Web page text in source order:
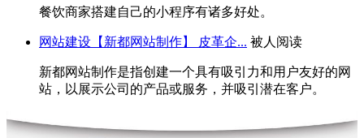
餐饮商家搭建自己的小程序有诸多好处。
网站建设【新都网站制作】 皮革企... 被人阅读
新都网站制作是指创建一个具有吸引力和用户友好的网
站，以展示公司的产品或服务，并吸引潜在客户。